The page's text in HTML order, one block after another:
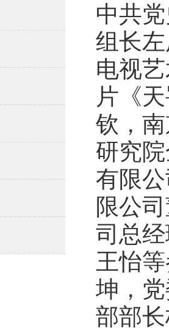
中共
组长
电视
片《
钦，
研究
有限
限公
司总
王怡
坤，
部部